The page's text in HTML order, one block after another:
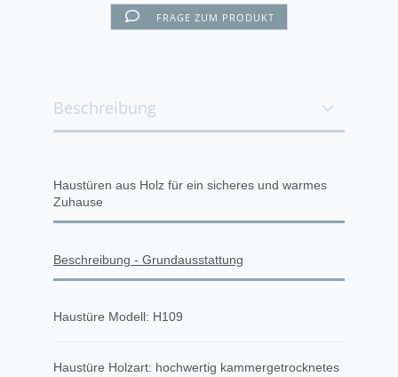
FRAGE ZUM PRODUKT
Beschreibung
Haustüren aus Holz für ein sicheres und warmes
Zuhause
Beschreibung - Grundausstattung
Haustüre Modell: H109
Haustüre Holzart: hochwertig kammergetrocknetes